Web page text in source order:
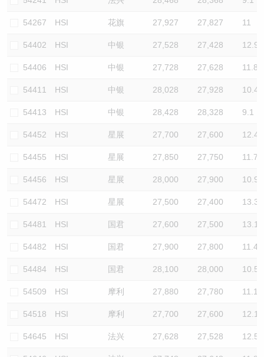
54267 HSI 花旗 27,927 27,827 11
54402 HSI 中银 27,528 27,428 12.9
54406 HSI 中银 27,728 27,628 11.8
54411 HSI 中银 28,028 27,928 10.4
54413 HSI 中银 28,428 28,328 9.1
54452 HSI 星展 27,700 27,600 12.4
54455 HSI 星展 27,850 27,750 11.7
54456 HSI 星展 28,000 27,900 10.9
54472 HSI 星展 27,500 27,400 13.3
54481 HSI 国君 27,600 27,500 13.1
54482 HSI 国君 27,900 27,800 11.4
54484 HSI 国君 28,100 28,000 10.5
54509 HSI 摩利 27,880 27,780 11.1
54518 HSI 摩利 27,700 27,600 12.1
54645 HSI 法兴 27,628 27,528 12.5